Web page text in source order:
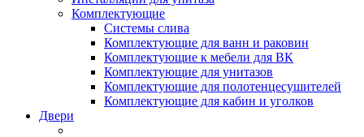
Комплектующие
Системы слива
Комплектующие для ванн и раковин
Комплектующие к мебели для ВК
Комплектующие для унитазов
Комплектующие для полотенцесушителей
Комплектующие для кабин и уголков
Двери